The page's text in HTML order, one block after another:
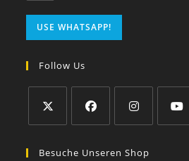
USE WHATSAPP!
Follow Us
Besuche Unseren Shop